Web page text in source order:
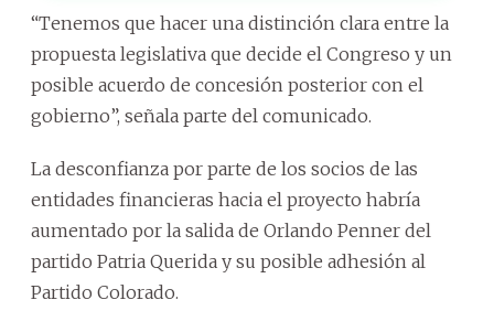
“Tenemos que hacer una distinción clara entre la
propuesta legislativa que decide el Congreso y un
posible acuerdo de concesión posterior con el
gobierno”, señala parte del comunicado.
La desconfianza por parte de los socios de las
entidades financieras hacia el proyecto habría
aumentado por la salida de Orlando Penner del
partido Patria Querida y su posible adhesión al
Partido Colorado.